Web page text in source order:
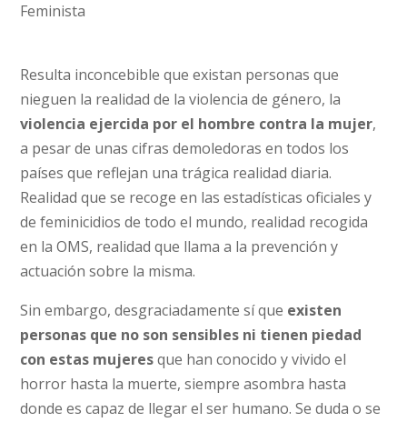
Feminista
Resulta inconcebible que existan personas que
nieguen la realidad de la violencia de género, la
violencia ejercida por el hombre contra la mujer,
a pesar de unas cifras demoledoras en todos los
países que reflejan una trágica realidad diaria.
Realidad que se recoge en las estadísticas oficiales y
de feminicidios de todo el mundo, realidad recogida
en la OMS, realidad que llama a la prevención y
actuación sobre la misma.
Sin embargo, desgraciadamente sí que existen
personas que no son sensibles ni tienen piedad
con estas mujeresque han conocido y vivido el
horror hasta la muerte, siempre asombra hasta
donde es capaz de llegar el ser humano. Se duda o se